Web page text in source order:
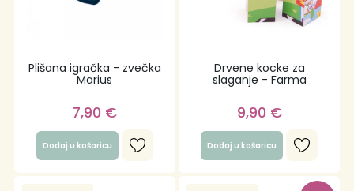
Plišana igračka - zvečka
Marius
7,90 €
Dodaj u košaricu
Drvene kocke za
slaganje - Farma
9,90 €
Dodaj u košaricu